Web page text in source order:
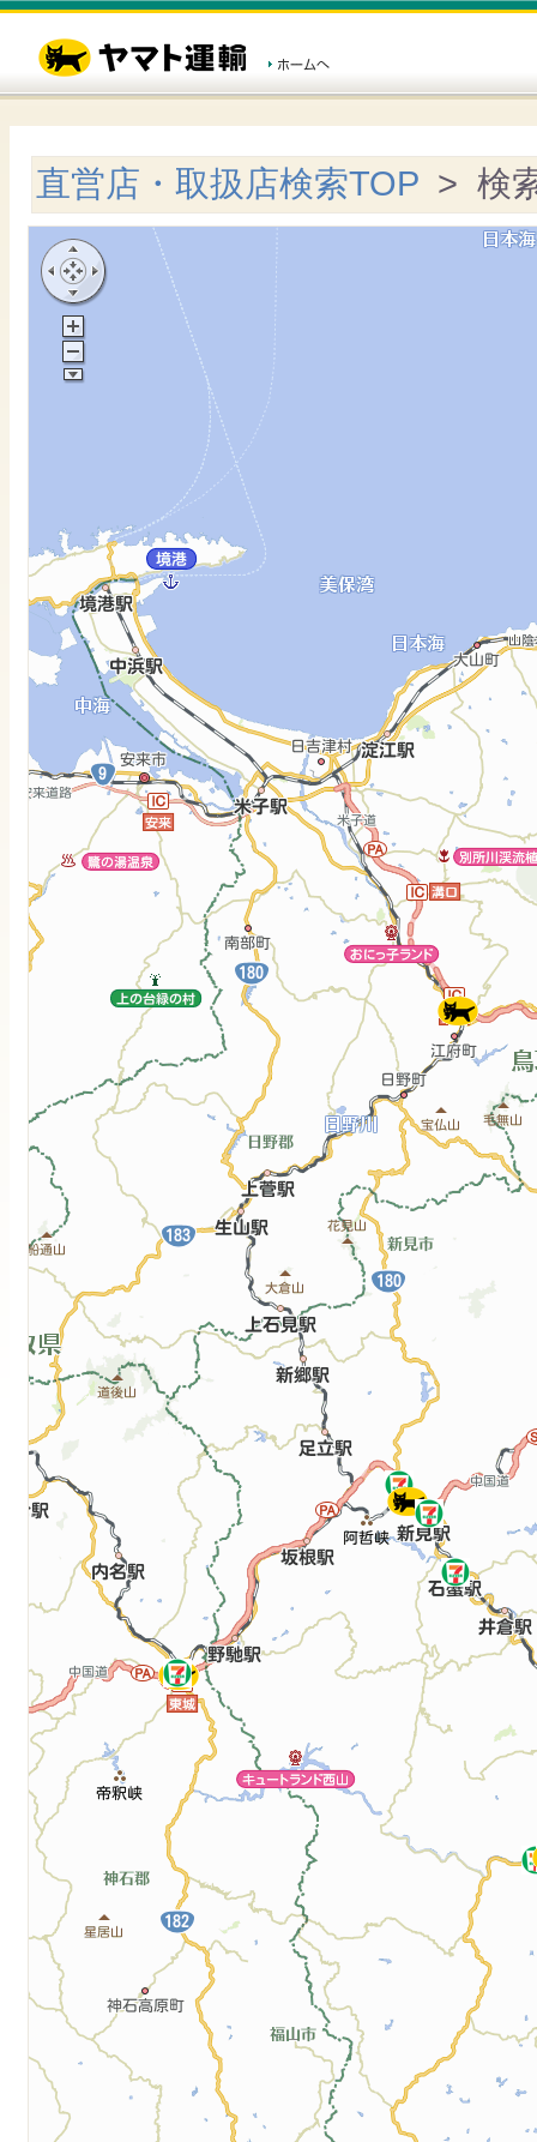
直営店・取扱店検索TOP > 検